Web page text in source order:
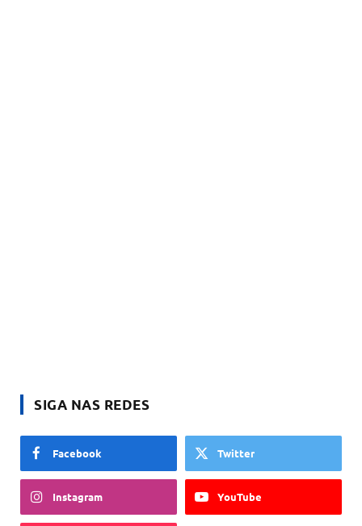
SIGA NAS REDES
Facebook Twitter
Instagram YouTube